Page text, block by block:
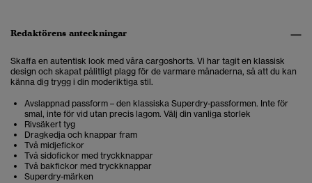
Redaktörens anteckningar
Skaffa en autentisk look med våra cargoshorts. Vi har tagit en klassisk
design och skapat pålitligt plagg för de varmare månaderna, så att du kan
känna dig trygg i din moderiktiga stil.
Avslappnad passform – den klassiska Superdry-passformen. Inte för
smal, inte för vid utan precis lagom. Välj din vanliga storlek
Rivsäkert tyg
Dragkedja och knappar fram
Två midjefickor
Två sidofickor med tryckknappar
Två bakfickor med tryckknappar
Superdry-märken